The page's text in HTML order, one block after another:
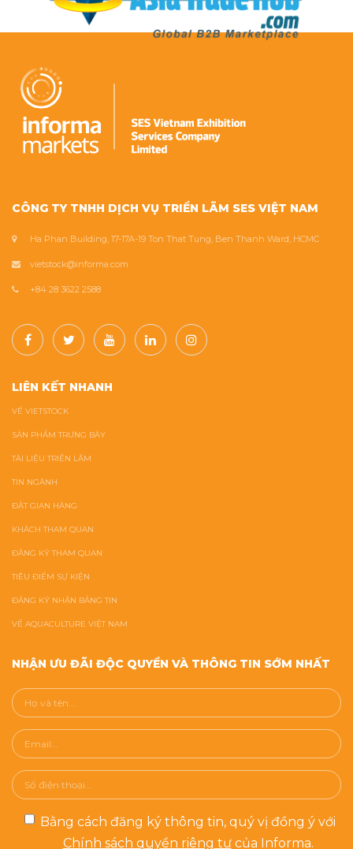
CÔNG TY TNHH DỊCH VỤ TRIỂN LÃM SES VIỆT NAM
Ha Phan Building, 17-17A-19 Ton That Tung, Ben Thanh Ward, HCMC
vietstock@informa.com
+84 28 3622 2588
LIÊN KẾT NHANH
VỀ VIETSTOCK
SẢN PHẨM TRƯNG BÀY
TÀI LIỆU TRIỂN LÃM
TIN NGÀNH
ĐẶT GIAN HÀNG
KHÁCH THAM QUAN
ĐĂNG KÝ THAM QUAN
TIÊU ĐIỂM SỰ KIỆN
ĐĂNG KÝ NHẬN BẢNG TIN
VỀ AQUACULTURE VIỆT NAM
NHẬN ƯU ĐÃI ĐỘC QUYỀN VÀ THÔNG TIN SỚM NHẤT
Bằng cách đăng ký thông tin, quý vị đồng ý với
Chính sách quyền riêng tưcủa Informa.